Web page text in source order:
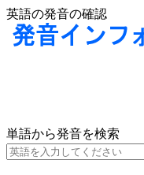
英語の発音の確認
単語から発音を検索